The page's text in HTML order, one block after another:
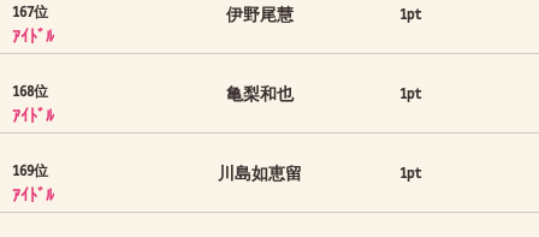
167位
ｱｲﾄﾞﾙ
伊野尾慧 1pt
168位
ｱｲﾄﾞﾙ
亀梨和也 1pt
169位
ｱｲﾄﾞﾙ
川島如恵留 1pt